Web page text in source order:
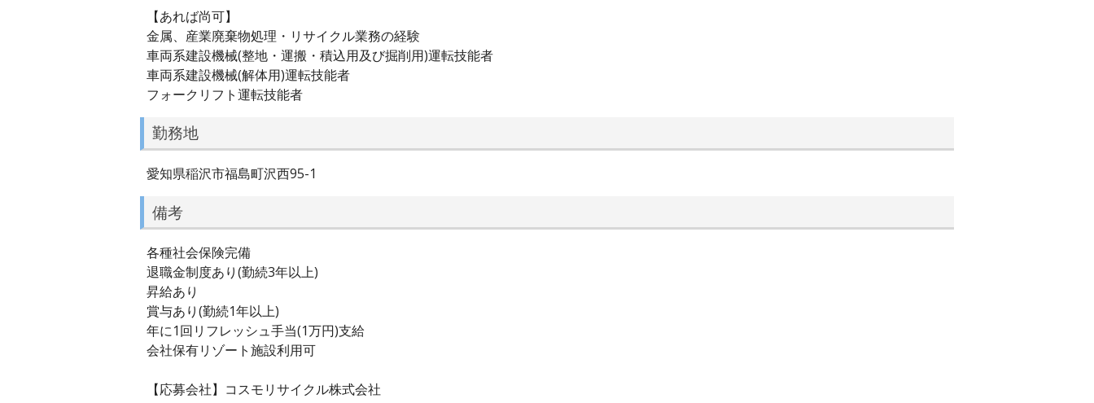
【あれば尚可】
金属、産業廃棄物処理・リサイクル業務の経験
車両系建設機械(整地・運搬・積込用及び掘削用)運転技能者
車両系建設機械(解体用)運転技能者
フォークリフト運転技能者
勤務地
愛知県稲沢市福島町沢西95-1
備考
各種社会保険完備
退職金制度あり(勤続3年以上)
昇給あり
賞与あり(勤続1年以上)
年に1回リフレッシュ手当(1万円)支給
会社保有リゾート施設利用可
【応募会社】コスモリサイクル株式会社